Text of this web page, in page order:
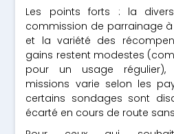
Les points forts : la
commission de parrainage
et la variété des
gains restent modestes
pour un usage régulier),
missions varie selon les
certains sondages sont
écarté en cours de route